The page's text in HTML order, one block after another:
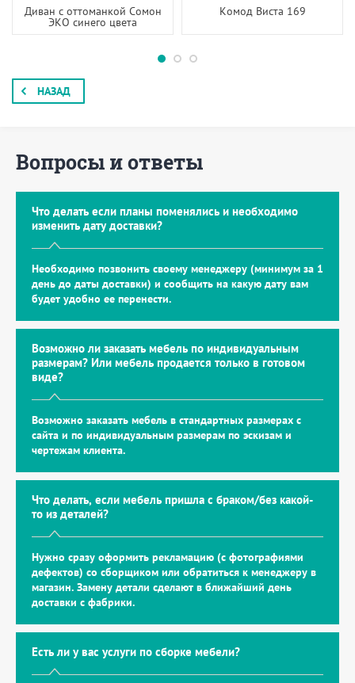
Диван с оттоманкой Сомон
ЭКО синего цвета
Комод Виста 169
НАЗАД
Вопросы и ответы
Что делать если планы поменялись и необходимо
изменить дату доставки?
Необходимо позвонить своему менеджеру (минимум за 1
день до даты доставки) и сообщить на какую дату вам
будет удобно ее перенести.
Возможно ли заказать мебель по индивидуальным
размерам? Или мебель продается только в готовом
виде?
Возможно заказать мебель в стандартных размерах с
сайта и по индивидуальным размерам по эскизам и
чертежам клиента.
Что делать, если мебель пришла с браком/без какой-
то из деталей?
Нужно сразу оформить рекламацию (с фотографиями
дефектов) со сборщиком или обратиться к менеджеру в
магазин. Замену детали сделают в ближайший день
доставки с фабрики.
Есть ли у вас услуги по сборке мебели?